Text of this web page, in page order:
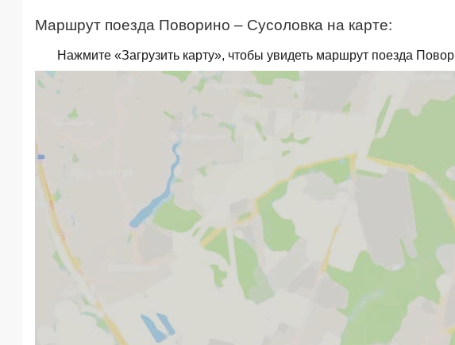
Маршрут поезда Поворино – Сусоловка на карте:
Нажмите «Загрузить карту», чтобы увидеть маршрут поезда